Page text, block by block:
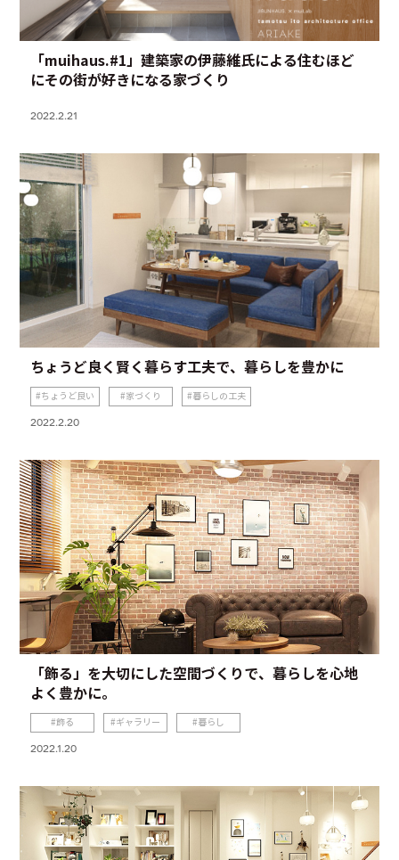
「muihaus.#1」建築家の伊藤維氏による住むほど
にその街が好きになる家づくり
2022.2.21
ちょうど良く賢く暮らす工夫で、暮らしを豊かに
ちょうど良い 家づくり 暮らしの工夫
2022.2.20
「飾る」を大切にした空間づくりで、暮らしを心地
よく豊かに。
飾る ギャラリー 暮らし
2022.1.20